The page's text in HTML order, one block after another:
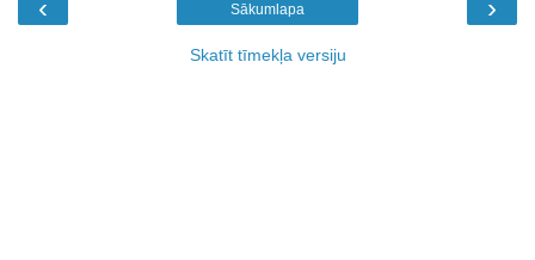
‹ ›
Sākumlapa
Skatīt tīmekļa versiju